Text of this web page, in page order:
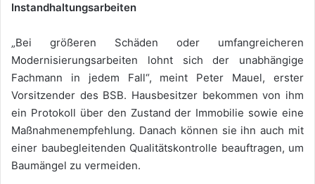
Instandhaltungsarbeiten
„Bei größeren Schäden oder umfangreicheren
Modernisierungsarbeiten lohnt sich der unabhängige
Fachmann in jedem Fall“, meint Peter Mauel, erster
Vorsitzender des BSB. Hausbesitzer bekommen von ihm
ein Protokoll über den Zustand der Immobilie sowie eine
Maßnahmenempfehlung. Danach können sie ihn auch mit
einer baubegleitenden Qualitätskontrolle beauftragen, um
Baumängel zu vermeiden.